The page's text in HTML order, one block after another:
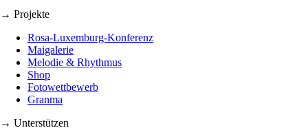
→ Projekte
Rosa-Luxemburg-Konferenz
Maigalerie
Melodie & Rhythmus
Shop
Fotowettbewerb
Granma
→ Unterstützen